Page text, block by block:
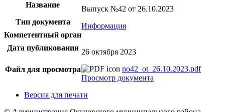
Название
Выпуск №42 от 26.10.2023
Тип документа
Информация
Компетентный орган
Дата публикования 26 октября 2023
Файл для просмотра
no42_ot_26.10.2023.pdf
Просмотр документа
Версия для печати